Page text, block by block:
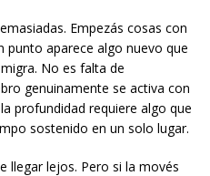
Empezás cosas con
punto aparece algo nuevo que
No es falta de
genuinamente se activa con
profundidad requiere algo que
sostenido en un solo lugar.
llegar lejos. Pero si la movés